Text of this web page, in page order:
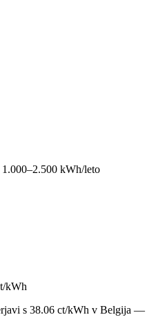
kWh/leto
kWh
s 38.06 ct/kWh v Belgija